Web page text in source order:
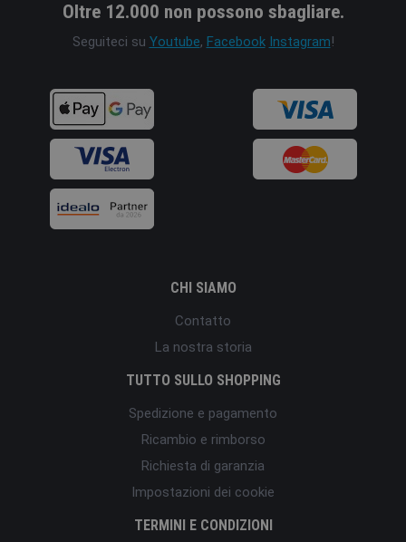
Oltre 12.000 non possono sbagliare.
Seguiteci su Youtube, Facebook Instagram!
CHI SIAMO
Contatto
La nostra storia
TUTTO SULLO SHOPPING
Spedizione e pagamento
Ricambio e rimborso
Richiesta di garanzia
Impostazioni dei cookie
TERMINI E CONDIZIONI